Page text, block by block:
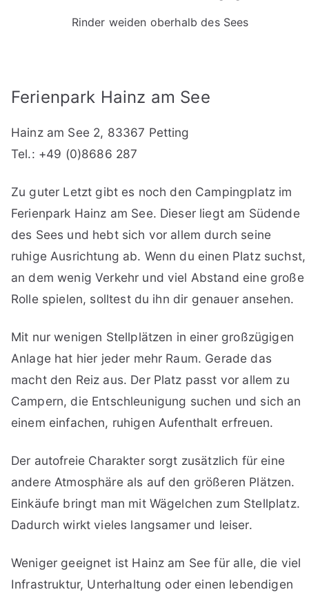
Rinder weiden oberhalb des Sees
Ferienpark Hainz am See
Hainz am See 2, 83367 Petting
Tel.: +49 (0)8686 287
Zu guter Letzt gibt es noch den Campingplatz im
Ferienpark Hainz am See. Dieser liegt am Südende
des Sees und hebt sich vor allem durch seine
ruhige Ausrichtung ab. Wenn du einen Platz suchst,
an dem wenig Verkehr und viel Abstand eine große
Rolle spielen, solltest du ihn dir genauer ansehen.
Mit nur wenigen Stellplätzen in einer großzügigen
Anlage hat hier jeder mehr Raum. Gerade das
macht den Reiz aus. Der Platz passt vor allem zu
Campern, die Entschleunigung suchen und sich an
einem einfachen, ruhigen Aufenthalt erfreuen.
Der autofreie Charakter sorgt zusätzlich für eine
andere Atmosphäre als auf den größeren Plätzen.
Einkäufe bringt man mit Wägelchen zum Stellplatz.
Dadurch wirkt vieles langsamer und leiser.
Weniger geeignet ist Hainz am See für alle, die viel
Infrastruktur, Unterhaltung oder einen lebendigen